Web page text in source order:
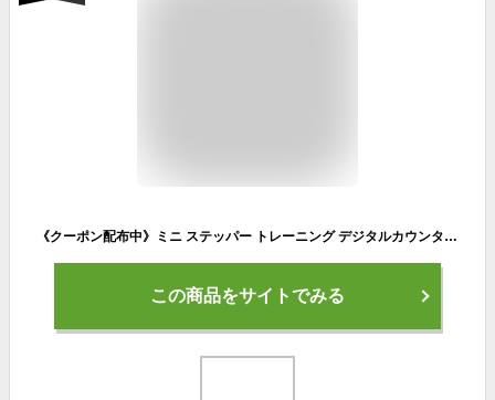
《クーポン配布中》ミニ ステッパー トレーニング デジタルカウンター搭載 足ふみ運動 ウォーキングマシン 昇降運動 有酸素運動 上下運動 乗降運動 ステップ運動 ダイエット トレーニング ステップエクササイズ 小型ステッパー 自宅 ジム サロン 送料無用 母の日 プレゼント
この商品をサイトでみる